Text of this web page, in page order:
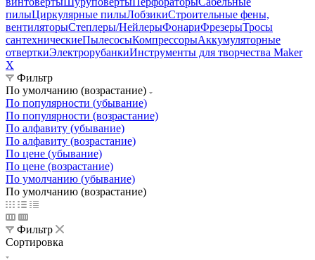
пилыЦиркулярные пилыЛобзикиСтроительные фены,
вентиляторыСтеплеры/НейлерыФонариФрезерыТросы
сантехническиеПылесосыКомпрессорыАккумуляторные
отверткиЭлектрорубанкиИнструменты для творчества Maker
X
Фильтр
По умолчанию (возрастание)
По популярности (убывание)
По популярности (возрастание)
По алфавиту (убывание)
По алфавиту (возрастание)
По цене (убывание)
По цене (возрастание)
По умолчанию (убывание)
По умолчанию (возрастание)
Фильтр
Сортировка